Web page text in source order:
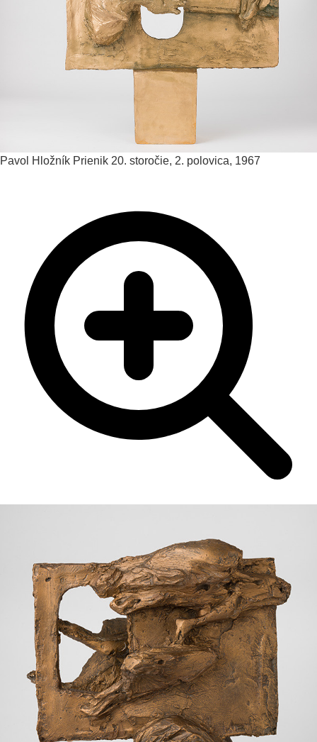
Pavol Hložník Prienik 20. storočie, 2. polovica, 1967